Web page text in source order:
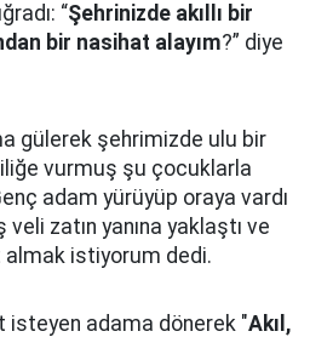
“Şehrinizde akıllı bir
bir nasihat alayım?” diye
gülerek şehrimizde ulu bir
vurmuş şu çocuklarla
adam yürüyüp oraya vardı
zatın yanına yaklaştı ve
almak istiyorum dedi.
isteyen adama dönerek "Akıl,